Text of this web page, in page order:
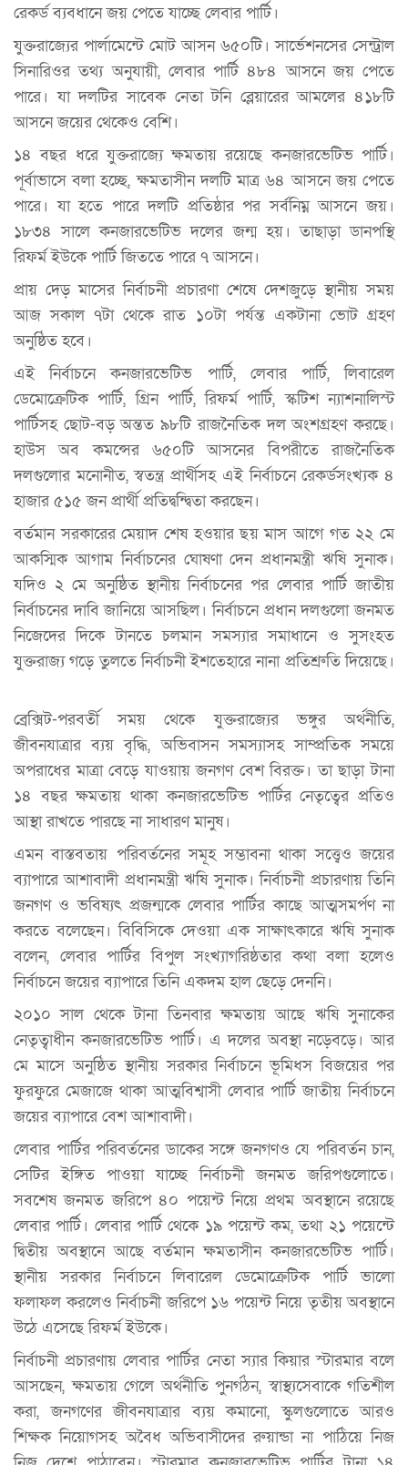
রেকর্ড ব্যবধানে জয় পেতে যাচ্ছে লেবার পার্টি।
যুক্তরাজ্যের পার্লামেন্টে মোট আসন ৬৫০টি। সার্ভেশনসের সেন্ট্রাল
সিনারিওর তথ্য অনুযায়ী, লেবার পার্টি ৪৮৪ আসনে জয় পেতে
পারে। যা দলটির সাবেক নেতা টনি ব্লেয়ারের আমলের ৪১৮টি
আসনে জয়ের থেকেও বেশি।
১৪ বছর ধরে যুক্তরাজ্যে ক্ষমতায় রয়েছে কনজারভেটিভ পার্টি।
পূর্বাভাসে বলা হচ্ছে, ক্ষমতাসীন দলটি মাত্র ৬৪ আসনে জয় পেতে
পারে। যা হতে পারে দলটি প্রতিষ্ঠার পর সর্বনিম্ন আসনে জয়।
১৮৩৪ সালে কনজারভেটিভ দলের জন্ম হয়। তাছাড়া ডানপস্থি
রিফর্ম ইউকে পার্টি জিততে পারে ৭ আসনে।
প্রায় দেড় মাসের নির্বাচনী প্রচারণা শেষে দেশজুড়ে স্থানীয় সময়
আজ সকাল ৭টা থেকে রাত ১০টা পর্যন্ত একটানা ভোট গ্রহণ
অনুষ্ঠিত হবে।
এই নির্বাচনে কনজারভেটিভ পার্টি, লেবার পার্টি, লিবারেল
ডেমোক্রেটিক পার্টি, গ্রিন পার্টি, রিফর্ম পার্টি, স্কটিশ ন্যাশনালিস্ট
পার্টিসহ ছোট-বড় অন্তত ৯৮টি রাজনৈতিক দল অংশগ্রহণ করছে।
হাউস অব কমন্সের ৬৫০টি আসনের বিপরীতে রাজনৈতিক
দলগুলোর মনোনীত, স্বতন্ত্র প্রার্থীসহ এই নির্বাচনে রেকর্ডসংখ্যক ৪
হাজার ৫১৫ জন প্রার্থী প্রতিদ্বন্দ্বিতা করছেন।
বর্তমান সরকারের মেয়াদ শেষ হওয়ার ছয় মাস আগে গত ২২ মে
আকস্মিক আগাম নির্বাচনের ঘোষণা দেন প্রধানমন্ত্রী ঋষি সুনাক।
যদিও ২ মে অনুষ্ঠিত স্থানীয় নির্বাচনের পর লেবার পার্টি জাতীয়
নির্বাচনের দাবি জানিয়ে আসছিল। নির্বাচনে প্রধান দলগুলো জনমত
নিজেদের দিকে টানতে চলমান সমস্যার সমাধানে ও সুসংহত
যুক্তরাজ্য গড়ে তুলতে নির্বাচনী ইশতেহারে নানা প্রতিশ্রুতি দিয়েছে।
ব্রেক্সিট-পরবর্তী সময় থেকে যুক্তরাজ্যের ভঙ্গুর অর্থনীতি,
জীবনযাত্রার ব্যয় বৃদ্ধি, অভিবাসন সমস্যাসহ সাম্প্রতিক সময়ে
অপরাধের মাত্রা বেড়ে যাওয়ায় জনগণ বেশ বিরক্ত। তা ছাড়া টানা
১৪ বছর ক্ষমতায় থাকা কনজারভেটিভ পার্টির নেতৃত্বের প্রতিও
আস্থা রাখতে পারছে না সাধারণ মানুষ।
এমন বাস্তবতায় পরিবর্তনের সমূহ সম্ভাবনা থাকা সত্ত্বেও জয়ের
ব্যাপারে আশাবাদী প্রধানমন্ত্রী ঋষি সুনাক। নির্বাচনী প্রচারণায় তিনি
জনগণ ও ভবিষ্যৎ প্রজন্মকে লেবার পার্টির কাছে আত্মসমর্পণ না
করতে বলেছেন। বিবিসিকে দেওয়া এক সাক্ষাৎকারে ঋষি সুনাক
বলেন, লেবার পার্টির বিপুল সংখ্যাগরিষ্ঠতার কথা বলা হলেও
নির্বাচনে জয়ের ব্যাপারে তিনি একদম হাল ছেড়ে দেননি।
২০১০ সাল থেকে টানা তিনবার ক্ষমতায় আছে ঋষি সুনাকের
নেতৃত্বাধীন কনজারভেটিভ পার্টি। এ দলের অবস্থা নড়েবড়ে। আর
মে মাসে অনুষ্ঠিত স্থানীয় সরকার নির্বাচনে ভূমিধস বিজয়ের পর
ফুরফুরে মেজাজে থাকা আত্মবিশ্বাসী লেবার পার্টি জাতীয় নির্বাচনে
জয়ের ব্যাপারে বেশ আশাবাদী।
লেবার পার্টির পরিবর্তনের ডাকের সঙ্গে জনগণও যে পরিবর্তন চান,
সেটির ইঙ্গিত পাওয়া যাচ্ছে নির্বাচনী জনমত জরিপগুলোতে।
সবশেষ জনমত জরিপে ৪০ পয়েন্ট নিয়ে প্রথম অবস্থানে রয়েছে
লেবার পার্টি। লেবার পার্টি থেকে ১৯ পয়েন্ট কম, তথা ২১ পয়েন্টে
দ্বিতীয় অবস্থানে আছে বর্তমান ক্ষমতাসীন কনজারভেটিভ পার্টি।
স্থানীয় সরকার নির্বাচনে লিবারেল ডেমোক্রেটিক পার্টি ভালো
ফলাফল করলেও নির্বাচনী জরিপে ১৬ পয়েন্ট নিয়ে তৃতীয় অবস্থানে
উঠে এসেছে রিফর্ম ইউকে।
নির্বাচনী প্রচারণায় লেবার পার্টির নেতা স্যার কিয়ার স্টারমার বলে
আসছেন, ক্ষমতায় গেলে অর্থনীতি পুনর্গঠন, স্বাস্থ্যসেবাকে গতিশীল
করা, জনগণের জীবনযাত্রার ব্যয় কমানো, স্কুলগুলোতে আরও
শিক্ষক নিয়োগসহ অবৈধ অভিবাসীদের রুয়ান্ডা না পাঠিয়ে নিজ